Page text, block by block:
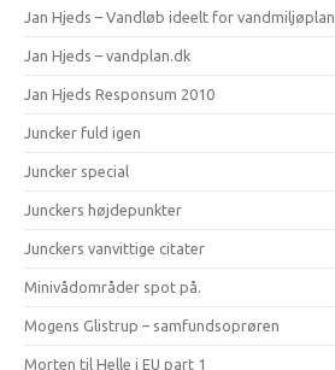
Jan Hjeds – Vandløb ideelt for vandmiljøplan
Jan Hjeds – vandplan.dk
Jan Hjeds Responsum 2010
Juncker fuld igen
Juncker special
Junckers højdepunkter
Junckers vanvittige citater
Minivådområder spot på.
Mogens Glistrup – samfundsoprøren
Morten til Helle i EU part 1